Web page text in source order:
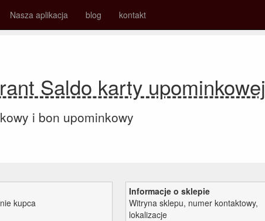
Nasza aplikacja blog kontakt
Saldo karty upominkowej
i bon upominkowy
kupca
Informacje o sklepie
Witryna sklepu, numer kontaktowy,
lokalizacje